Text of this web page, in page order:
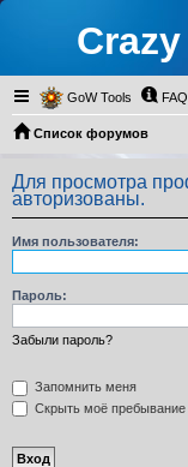
GoW Tools FAQ
Список форумов
Для просмотра
авторизованы.
Имя пользователя:
Пароль:
Забыли пароль?
Запомнить меня
Скрыть моё пребывание